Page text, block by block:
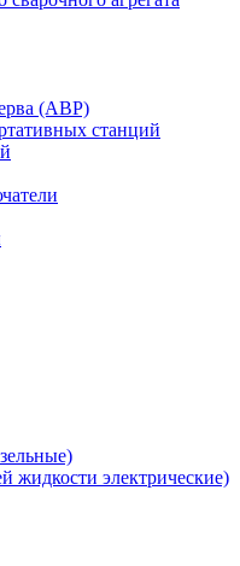
(АВР)
станций
электрические)